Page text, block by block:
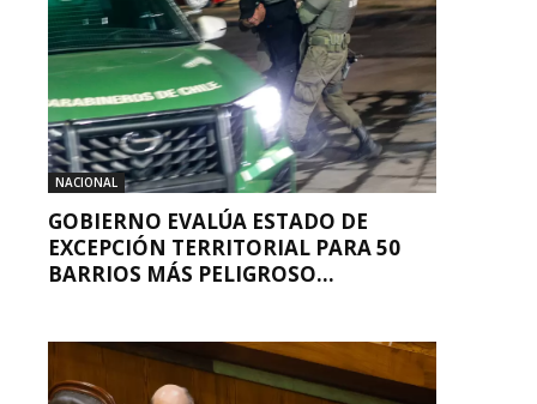
NACIONAL
GOBIERNO EVALÚA ESTADO DE
EXCEPCIÓN TERRITORIAL PARA 50
BARRIOS MÁS PELIGROSO...